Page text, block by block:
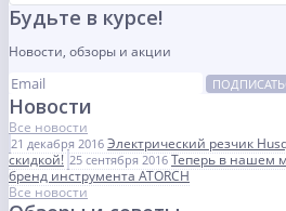
Будьте в курсе!
Новости, обзоры и акции
Новости
Все новости
21 декабря 2016 Электрический резчик
скидкой! 25 сентября 2016 Теперь в нашем
бренд инструмента ATORCH
Все новости